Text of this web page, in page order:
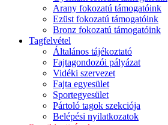
Arany fokozatú támogatóink
Ezüst fokozatú támogatóink
Bronz fokozatú támogatóink
Tagfelvétel
Általános tájékoztató
Fajtagondozói pályázat
Vidéki szervezet
Fajta egyesület
Sportegyesület
Pártoló tagok szekciója
Belépési nyilatkozatok